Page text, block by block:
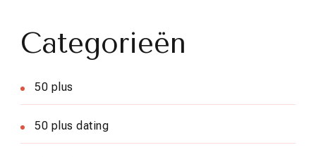
Categorieën
50 plus
50 plus dating